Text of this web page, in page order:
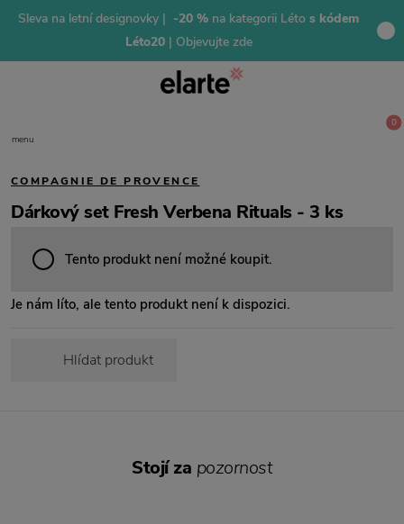
Sleva na letní designovky | -20 % na kategorii Léto s kódem
Léto20 | Objevujte zde
menu
0
COMPAGNIE DE PROVENCE
Dárkový set Fresh Verbena Rituals - 3 ks
Tento produkt není možné koupit.
Je nám líto, ale tento produkt není k dispozici.
Hlídat produkt
Stojí za pozornost